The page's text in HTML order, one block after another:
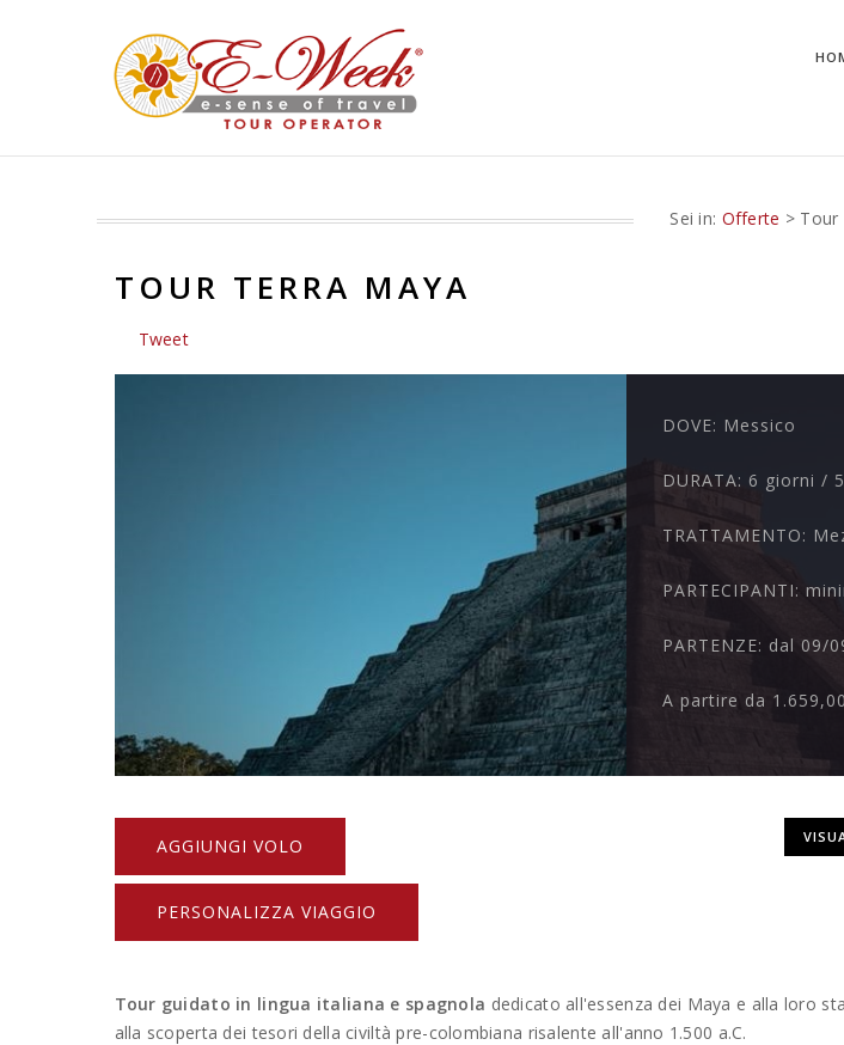
Sei in: Offerte > Tour
TOUR TERRA MAYA
Tweet
DOVE: Messico
DURATA: 6 giorni /
TRATTAMENTO:
PARTECIPANTI:
PARTENZE: dal 09/
A partire da
AGGIUNGI VOLO
PERSONALIZZA VIAGGIO
Tour guidato in lingua italiana e spagnola dedicato all'essenza dei Maya e alla loro
alla scoperta dei tesori della civiltà pre-colombiana risalente all'anno 1.500 a.C.